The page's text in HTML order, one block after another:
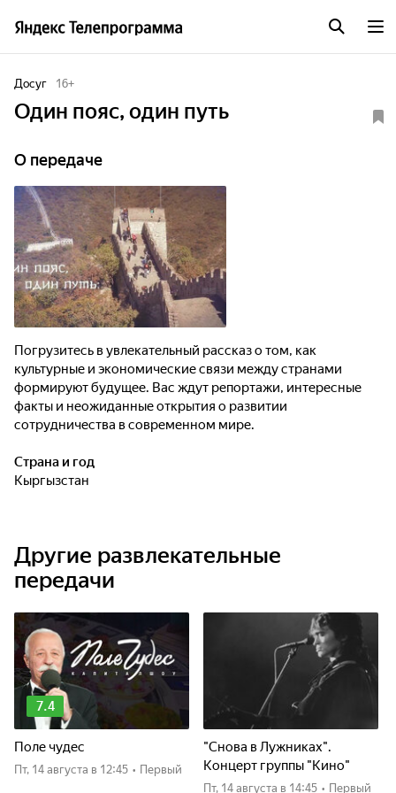
Досуг 16+
Один пояс, один путь
О передаче
Погрузитесь в увлекательный рассказ о том, как
культурные и экономические связи между странами
формируют будущее. Вас ждут репортажи, интересные
факты и неожиданные открытия о развитии
сотрудничества в современном мире.
Страна и год
Кыргызстан
Другие развлекательные
передачи
7.4
Поле чудес
пт, 14 августа в 12:45 • Первый
"Снова в Лужниках".
Концерт группы "Кино"
пт, 14 августа в 14:45 • Первый